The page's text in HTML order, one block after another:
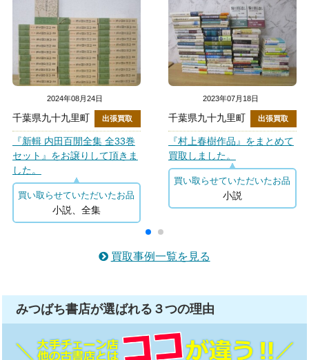
2024年08月24日
千葉県九十九里町 出張買取
『新輯 内田百閒全集 全33巻
セット』をお譲りして頂きま
した。
買い取らせていただいたお品
小説、全集
2023年07月18日
千葉県九十九里町 出張買取
『村上春樹作品』をまとめて
買取しました。
買い取らせていただいたお品
小説
買取事例一覧を見る
みつばち書店が選ばれる ３つの理由